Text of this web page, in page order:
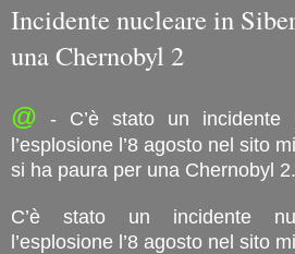
Incidente nucleare in
una Chernobyl 2
@ - C’è stato un incidente
l’esplosione l’8 agosto nel sito
si ha paura per una Chernobyl 2.
C’è stato un incidente
l’esplosione l’8 agosto nel sito